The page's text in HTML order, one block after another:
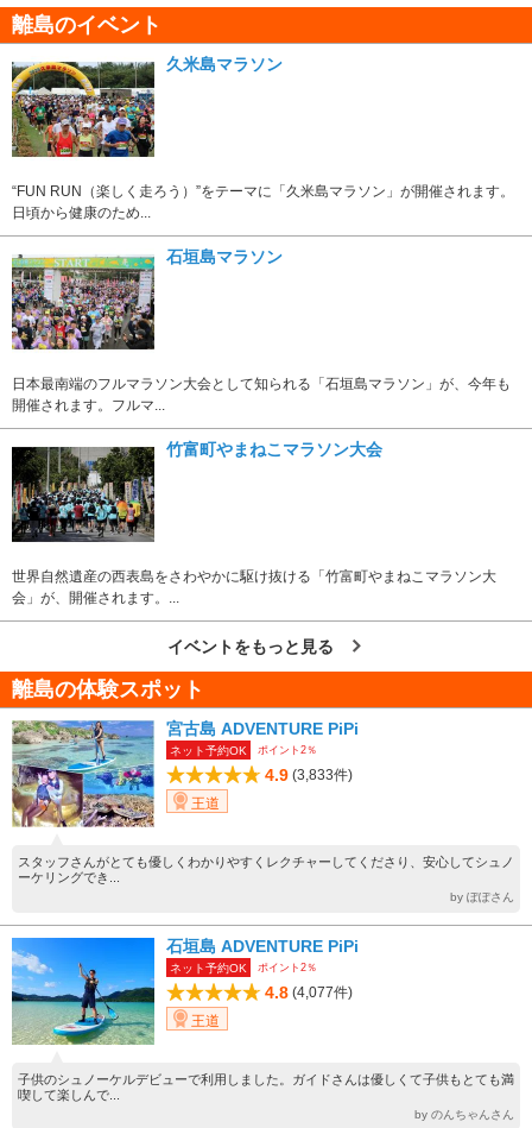
離島のイベント
久米島マラソン
“FUN RUN（楽しく走ろう）”をテーマに「久米島マラソン」が開催されます。
日頃から健康のため...
石垣島マラソン
日本最南端のフルマラソン大会として知られる「石垣島マラソン」が、今年も
開催されます。フルマ...
竹富町やまねこマラソン大会
世界自然遺産の西表島をさわやかに駆け抜ける「竹富町やまねこマラソン大
会」が、開催されます。...
イベントをもっと見る
離島の体験スポット
宮古島 ADVENTURE PiPi
ネット予約OK ポイント2％
4.9 (3,833件)
王道
スタッフさんがとても優しくわかりやすくレクチャーしてくださり、安心してシュノ
ーケリングでき...
by ぽぽさん
石垣島 ADVENTURE PiPi
ネット予約OK ポイント2％
4.8 (4,077件)
王道
子供のシュノーケルデビューで利用しました。ガイドさんは優しくて子供もとても満
喫して楽しんで...
by のんちゃんさん